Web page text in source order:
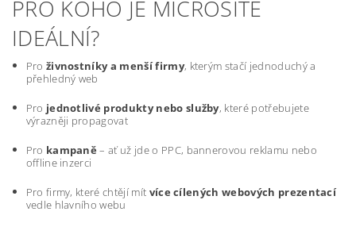
PRO KOHO JE MICROSITE
IDEÁLNÍ?
Pro živnostníky a menší firmy, kterým stačí jednoduchý a
přehledný web
Pro jednotlivé produkty nebo služby, které potřebujete
výrazněji propagovat
Pro kampaně – ať už jde o PPC, bannerovou reklamu nebo
offline inzerci
Pro firmy, které chtějí mít více cílených webových prezentací
vedle hlavního webu